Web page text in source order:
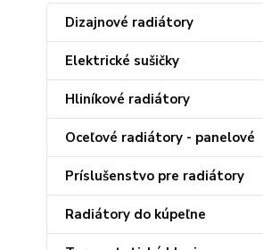
Dizajnové radiátory
Elektrické sušičky
Hliníkové radiátory
Oceľové radiátory - panelové
Príslušenstvo pre radiátory
Radiátory do kúpeľne